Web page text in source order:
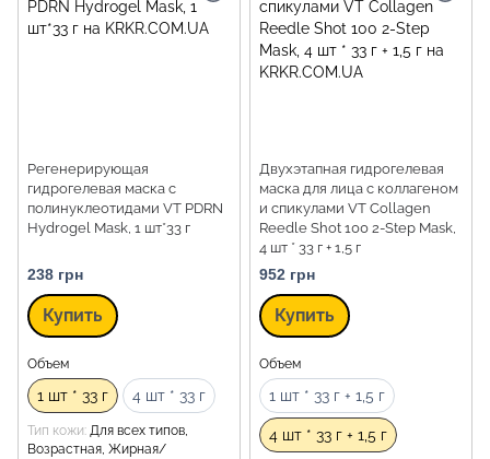
Регенерирующая
гидрогелевая маска с
полинуклеотидами VT PDRN
Hydrogel Mask, 1 шт*33 г
238 грн
Купить
Объем
1 шт * 33 г 4 шт * 33 г
Тип кожи Для всех типов,
Возрастная, Жирная/
Двухэтапная гидрогелевая
маска для лица с коллагеном
и спикулами VT Collagen
Reedle Shot 100 2-Step Mask,
4 шт * 33 г + 1,5 г
952 грн
Купить
Объем
1 шт * 33 г + 1,5 г
4 шт * 33 г + 1,5 г